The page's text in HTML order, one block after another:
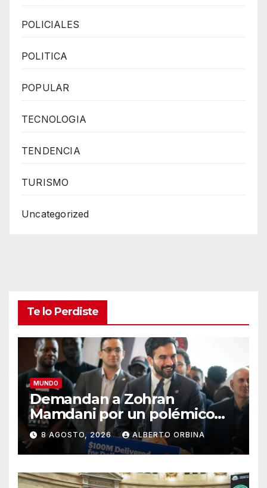
POLICIALES
POLITICA
POPULAR
TECNOLOGIA
TENDENCIA
TURISMO
Uncategorized
Te lo Perdiste
MUNDO
Demandan a Zohran
Mamdani por un polémico
impuesto inmobiliario que
podría afectar a miles de
personas
8 AGOSTO, 2026 ALBERTO ORBINA